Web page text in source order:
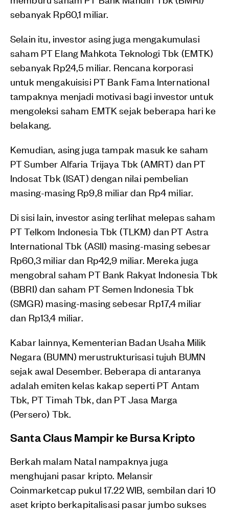
sebanyak Rp60,1 miliar.
Selain itu, investor asing juga mengakumulasi
saham PT Elang Mahkota Teknologi Tbk (EMTK)
sebanyak Rp24,5 miliar. Rencana korporasi
untuk mengakuisisi PT Bank Fama International
tampaknya menjadi motivasi bagi investor untuk
mengoleksi saham EMTK sejak beberapa hari ke
belakang.
Kemudian, asing juga tampak masuk ke saham
PT Sumber Alfaria Trijaya Tbk (AMRT) dan PT
Indosat Tbk (ISAT) dengan nilai pembelian
masing-masing Rp9,8 miliar dan Rp4 miliar.
Di sisi lain, investor asing terlihat melepas saham
PT Telkom Indonesia Tbk (TLKM) dan PT Astra
International Tbk (ASII) masing-masing sebesar
Rp60,3 miliar dan Rp42,9 miliar. Mereka juga
mengobral saham PT Bank Rakyat Indonesia Tbk
(BBRI) dan saham PT Semen Indonesia Tbk
(SMGR) masing-masing sebesar Rp17,4 miliar
dan Rp13,4 miliar.
Kabar lainnya, Kementerian Badan Usaha Milik
Negara (BUMN) merustrukturisasi tujuh BUMN
sejak awal Desember. Beberapa di antaranya
adalah emiten kelas kakap seperti PT Antam
Tbk, PT Timah Tbk, dan PT Jasa Marga
(Persero) Tbk.
Santa Claus Mampir ke Bursa Kripto
Berkah malam Natal nampaknya juga
menghujani pasar kripto. Melansir
Coinmarketcap pukul 17.22 WIB, sembilan dari 10
aset kripto berkapitalisasi pasar jumbo sukses